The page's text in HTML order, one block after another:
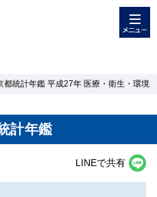
都統計年鑑 平成27年 医療・衛生・環境
計年鑑
LINEで共有